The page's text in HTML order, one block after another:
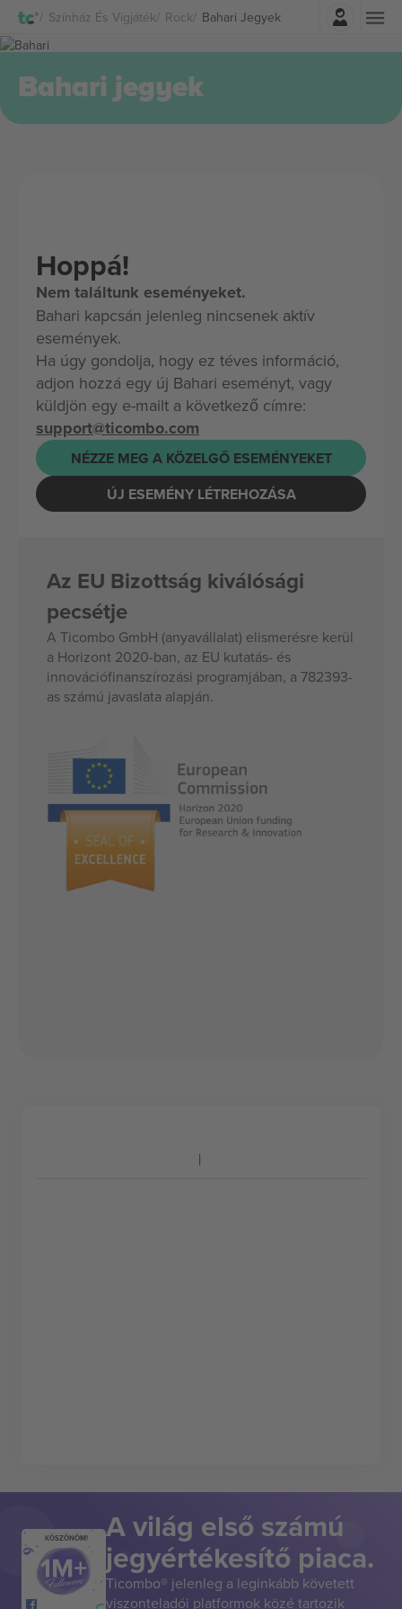
Színház És Vígjáték Rock Bahari Jegyek
Belépés
Bahari jegyek
Hoppá!
Nem találtunk eseményeket.
Bahari kapcsán jelenleg nincsenek aktív
események.
Ha úgy gondolja, hogy ez téves információ,
adjon hozzá egy új Bahari eseményt, vagy
küldjön egy e-mailt a következő címre:
support@ticombo.com
NÉZZE MEG A KÖZELGŐ ESEMÉNYEKET
ÚJ ESEMÉNY LÉTREHOZÁSA
Az EU Bizottság kiválósági
pecsétje
A Ticombo GmbH (anyavállalat) elismerésre kerül
a Horizont 2020-ban, az EU kutatás- és
innovációfinanszírozási programjában, a 782393-
as számú javaslata alapján.
KÖSZÖNÖM! A világ első számú
jegyértékesítő piaca.
Ticombo® jelenleg a leginkább követett
viszonteladói platformok közé tartozik